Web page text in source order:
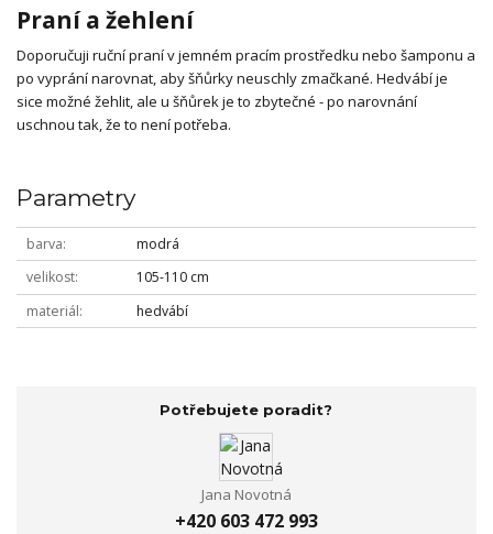
Praní a žehlení
Doporučuji ruční praní v jemném pracím prostředku nebo šamponu a
po vyprání narovnat, aby šňůrky neuschly zmačkané. Hedvábí je
sice možné žehlit, ale u šňůrek je to zbytečné - po narovnání
uschnou tak, že to není potřeba.
Parametry
barva
modrá
velikost
105-110 cm
materiál
hedvábí
Potřebujete poradit?
Jana Novotná
+420 603 472 993